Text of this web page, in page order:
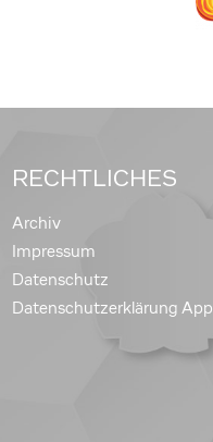
RECHTLICHES
Archiv
Impressum
Datenschutz
Datenschutzerklärung App